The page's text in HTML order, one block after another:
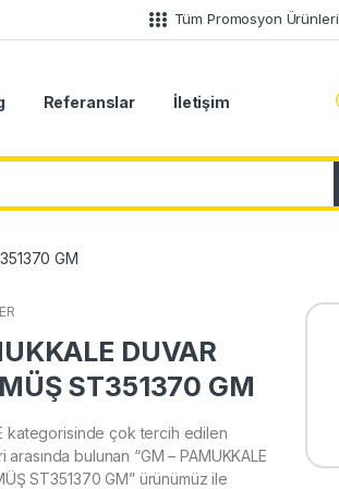
Tüm Promosyon Ürünleri
Referanslar İletişim
GM
DUVAR
ST351370 GM
kategorisinde çok tercih edilen
bulunan “GM – PAMUKKALE
ST351370 GM” ürünümüz ile